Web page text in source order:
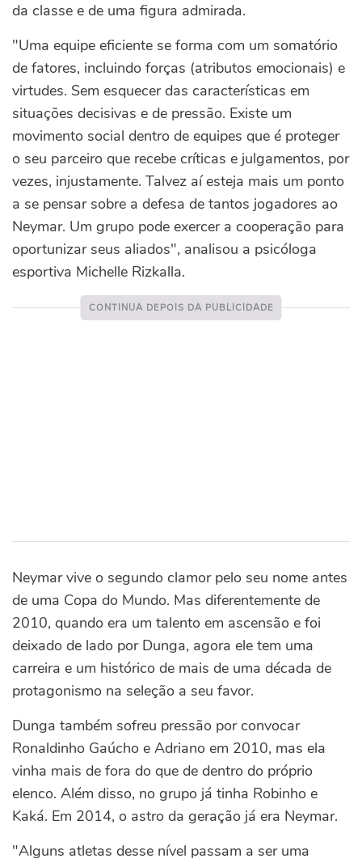
da classe e de uma figura admirada.
"Uma equipe eficiente se forma com um somatório
de fatores, incluindo forças (atributos emocionais) e
virtudes. Sem esquecer das características em
situações decisivas e de pressão. Existe um
movimento social dentro de equipes que é proteger
o seu parceiro que recebe críticas e julgamentos, por
vezes, injustamente. Talvez aí esteja mais um ponto
a se pensar sobre a defesa de tantos jogadores ao
Neymar. Um grupo pode exercer a cooperação para
oportunizar seus aliados", analisou a psicóloga
esportiva Michelle Rizkalla.
Neymar vive o segundo clamor pelo seu nome antes
de uma Copa do Mundo. Mas diferentemente de
2010, quando era um talento em ascensão e foi
deixado de lado por Dunga, agora ele tem uma
carreira e um histórico de mais de uma década de
protagonismo na seleção a seu favor.
Dunga também sofreu pressão por convocar
Ronaldinho Gaúcho e Adriano em 2010, mas ela
vinha mais de fora do que de dentro do próprio
elenco. Além disso, no grupo já tinha Robinho e
Kaká. Em 2014, o astro da geração já era Neymar.
"Alguns atletas desse nível passam a ser uma